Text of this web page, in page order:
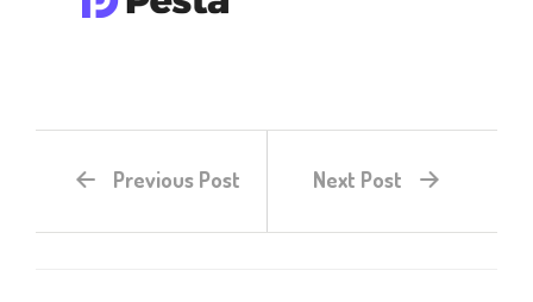
Previous Post Next Post